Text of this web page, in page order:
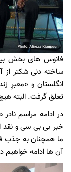
فانوس های بخش
ساخته دنی شکتر از
انگلستان و «معبرِ
تعلق گرفتالبته هیچ کدام از کارگردانان این آثار در سالن حضور نداشتند .
در ادامه مراسم
خبر بی بی سی و نقد
ما همچنان به جذب
آن ها ادامه خواهیم